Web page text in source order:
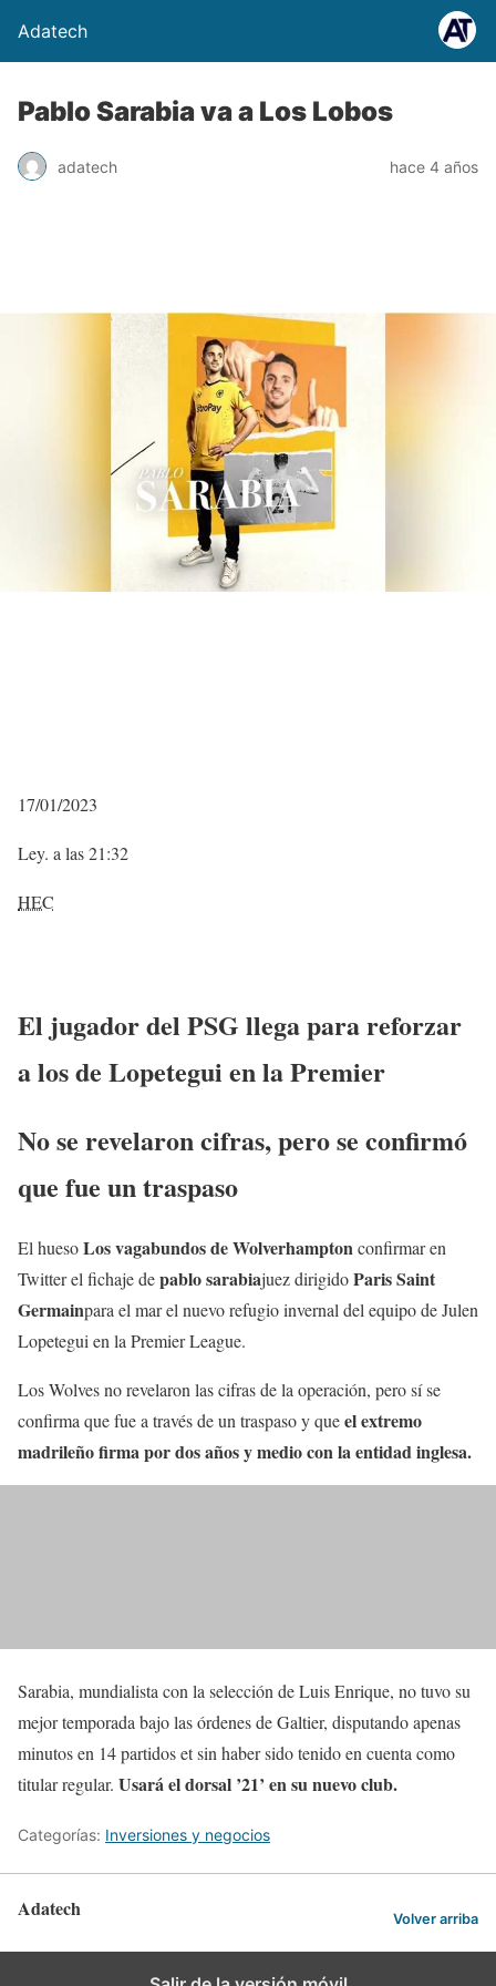
Adatech
Pablo Sarabia va a Los Lobos
adatech hace 4 años
17/01/2023
Ley. a las 21:32
HEC
El jugador del PSG llega para reforzar
a los de Lopetegui en la Premier
No se revelaron cifras, pero se confirmó
que fue un traspaso
El huesoLos vagabundos de Wolverhamptonconfirmar en
Twitter el fichaje depablo sarabiajuez dirigidoParis Saint
Germainpara el mar el nuevo refugio invernal del equipo de Julen
Lopetegui en la Premier League.
Los Wolves no revelaron las cifras de la operación, pero sí se
confirma que fue a través de un traspaso y queel extremo
madrileño firma por dos años y medio con la entidad inglesa.
Sarabia, mundialista con la selección de Luis Enrique, no tuvo su
mejor temporada bajo las órdenes de Galtier, disputando apenas
minutos en 14 partidos et sin haber sido tenido en cuenta como
titular regular. Usará el dorsal ’21’ en su nuevo club.
Categorías: Inversiones y negocios
Adatech Volver arriba